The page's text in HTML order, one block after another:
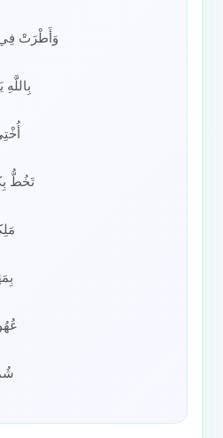
وَأَطْرَتْ
تَخُطُّ